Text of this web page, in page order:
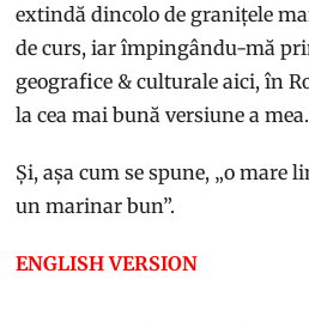
extindă dincolo de granițele
de curs, iar împingându-mă
geografice & culturale aici, în
la cea mai bună versiune a mea.
Și, așa cum se spune, „o mare
un marinar bun”.
ENGLISH VERSION